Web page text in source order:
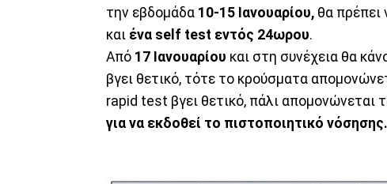
την εβδομάδα 10-15 Ιανουαρίου, θα πρέπει
και ένα self test εντός 24ωρου.
Από 17 Ιανουαρίου και στη συνέχεια θα
βγει θετικό, τότε το κρούσματα
rapid test βγει θετικό, πάλι απομονώνεται
για να εκδοθεί το πιστοποιητικό νόσησης.